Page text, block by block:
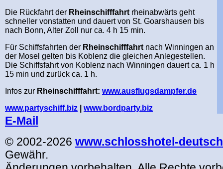
Die Rückfahrtder Rheinschifffahrt rheinabwärts geht
schneller vonstatten und dauert von St. Goarshausen bis
nach Bonn, Alter Zoll nur ca. 4 h 15 min.
Für Schiffsfahrten der Rheinschifffahrt nach Winningen an
der Mosel gelten bis Koblenz die gleichen Anlegestellen.
Die Schiffsfahrt von Koblenz nach Winningen dauert ca. 1 h
15 min und zurück ca. 1 h.
Infos zur Rheinschifffahrt: www.ausflugsdampfer.de
www.partyschiff.biz
www.bordparty.biz
E-Mail
© 2002-2026 www.schlosshotel-
Gewähr.